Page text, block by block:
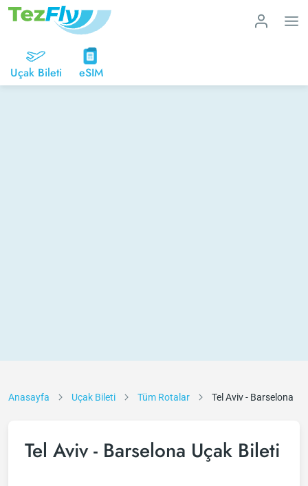
Uçak Bileti eSIM
Anasayfa Uçak Bileti Tüm Rotalar Tel Aviv - Barselona
Tel Aviv - Barselona Uçak Bileti